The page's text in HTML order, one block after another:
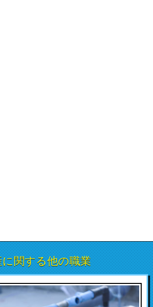
関する他の職業